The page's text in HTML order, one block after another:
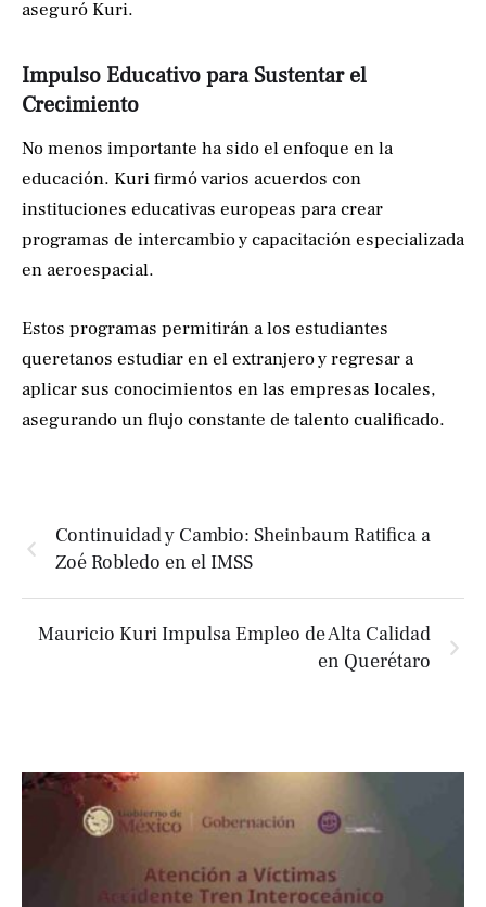
aseguró Kuri.
Impulso Educativo para Sustentar el
Crecimiento
No menos importante ha sido el enfoque en la
educación. Kuri firmó varios acuerdos con
instituciones educativas europeas para crear
programas de intercambio y capacitación especializada
en aeroespacial.
Estos programas permitirán a los estudiantes
queretanos estudiar en el extranjero y regresar a
aplicar sus conocimientos en las empresas locales,
asegurando un flujo constante de talento cualificado.
Continuidad y Cambio: Sheinbaum Ratifica a
Zoé Robledo en el IMSS
Mauricio Kuri Impulsa Empleo de Alta Calidad
en Querétaro